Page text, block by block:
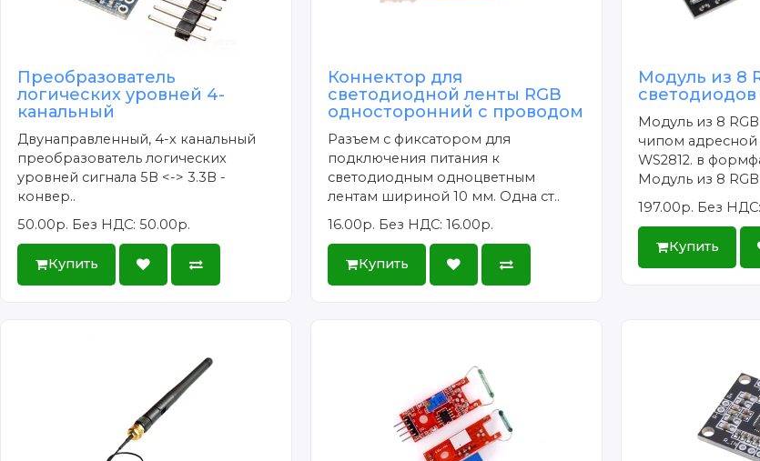
Преобразователь
логических уровней 4-
канальный
Двунаправленный, 4-х канальный
преобразователь логических
уровней сигнала 5В <-> 3.3В -
конвер..
50.00р. Без НДС: 50.00р.
Купить
Коннектор для
светодиодной ленты RGB
односторонний с проводом
Разъем с фиксатором для
подключения питания к
светодиодным одноцветным
лентам шириной 10 мм. Одна ст..
16.00р. Без НДС: 16.00р.
Купить
Модуль из 8
светодиодов
Модуль из 8
чипом адресной
WS2812. в
Модуль из 8 RGB
197.00р. Без
Купить